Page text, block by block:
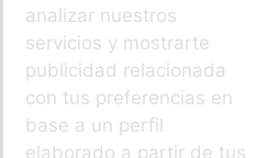
analizar nuestros
servicios y mostrarte
publicidad relacionada
con tus preferencias en
base a un perfil
elaborado a partir de tus